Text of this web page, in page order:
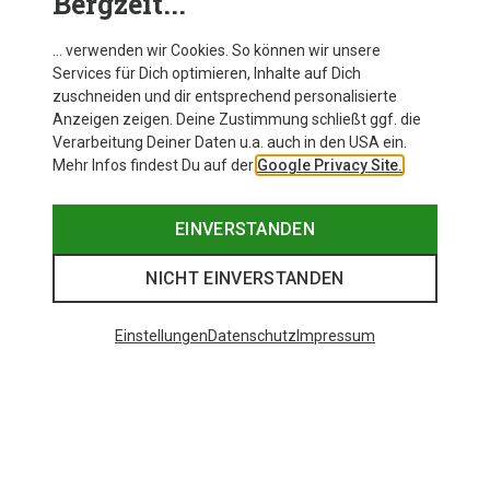
… verwenden wir Cookies. So können wir unsere
Services für Dich optimieren, Inhalte auf Dich
zuschneiden und dir entsprechend personalisierte
Anzeigen zeigen. Deine Zustimmung schließt ggf. die
Verarbeitung Deiner Daten u.a. auch in den USA ein.
Mehr Infos findest Du auf der Google Privacy Site.
EINVERSTANDEN
NICHT EINVERSTANDEN
EinstellungenDatenschutz Impressum